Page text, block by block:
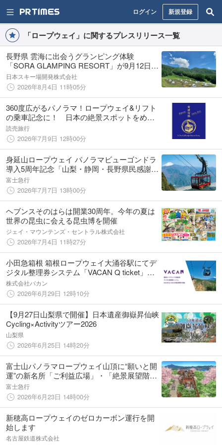
ログイン 新規登録
「ロープウェイ」に関するプレスリリース一覧
長野県 雲海に出会うグランピング体験
「SORA GLAMPING RESORT」が9月12日
(土)営業開始！
日本スキー場開発株式会社
2026年8月4日 11時05分
360度広がるパノラマ！ロープウェイ&リフト
の乗車記念に！ 日本の絶景スポットをめぐ
って集める「索道印(さくどういん)」企画を
開始
読売旅行
2026年7月9日 12時00分
身延山ロープウェイ パノラマビューゴンドラ
導入5周年記念「山梨・静岡・長野県民感謝キ
ャンペーン」で特別料金に！関東一の高低差
763m、天空の絶景へ
富士急行
2026年7月7日 13時00分
ヘブンスそのはらは開業30周年。今年の夏は
世界の昆虫に会える昆虫博を開催
ジェイ・マウンテンズ・セントラル株式会社
2026年7月4日 11時27分
小田急箱根 箱根ロープウェイ大涌谷駅にてデ
ジタル整理券システム「VACAN Q ticket」の
実証実験を実施
株式会社バカン
2026年6月29日 12時10分
【9月27日山梨県で開催】日本遺産御嶽昇仙峡
Cycling×Activityツアー2026
山梨県
2026年6月25日 14時20分
富士山パノラマロープウェイ山頂に“願いと開
運”の新名所「ご利益広場」・「絶景展望階
段」7月16日（木）誕生！
富士急行
2026年6月23日 14時00分
新穂高ロープウェイのゼロカーボン運行を開
始します
名古屋鉄道株式会社